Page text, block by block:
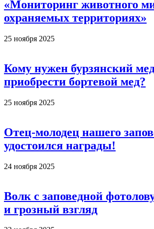
«Мониторинг животного
охраняемых территориях»
25 ноября 2025
Кому нужен бурзянский
приобрести бортевой мед?
25 ноября 2025
Отец-молодец нашего
удостоился награды!
24 ноября 2025
Волк с заповедной
и грозный взгляд